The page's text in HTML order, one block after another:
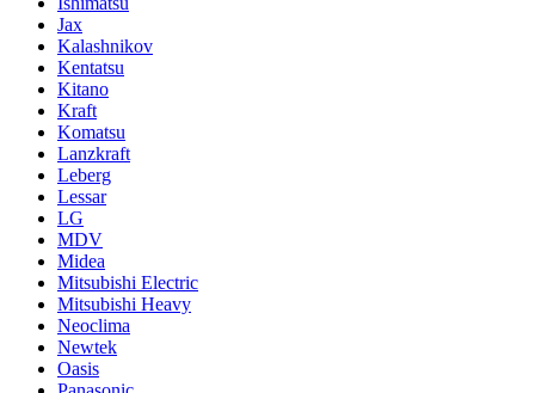
Jax
Kalashnikov
Kentatsu
Kitano
Kraft
Komatsu
Lanzkraft
Leberg
Lessar
LG
MDV
Midea
Mitsubishi Electric
Mitsubishi Heavy
Neoclima
Newtek
Oasis